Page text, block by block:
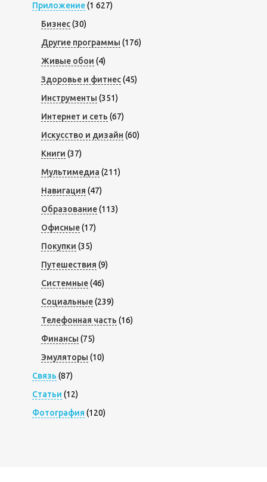
Приложение(1 627)
Бизнес(30)
Другие программы (176)
Живые обои (4)
Здоровье и фитнес(45)
Инструменты (351)
Интернет и сеть (67)
Искусство и дизайн (60)
Книги (37)
Мультимедиа (211)
Навигация (47)
Образование(113)
Офисные(17)
Покупки (35)
Путешествия (9)
Системные(46)
Социальные(239)
Телефонная часть (16)
Финансы (75)
Эмуляторы (10)
Связь (87)
Статьи (12)
Фотография (120)